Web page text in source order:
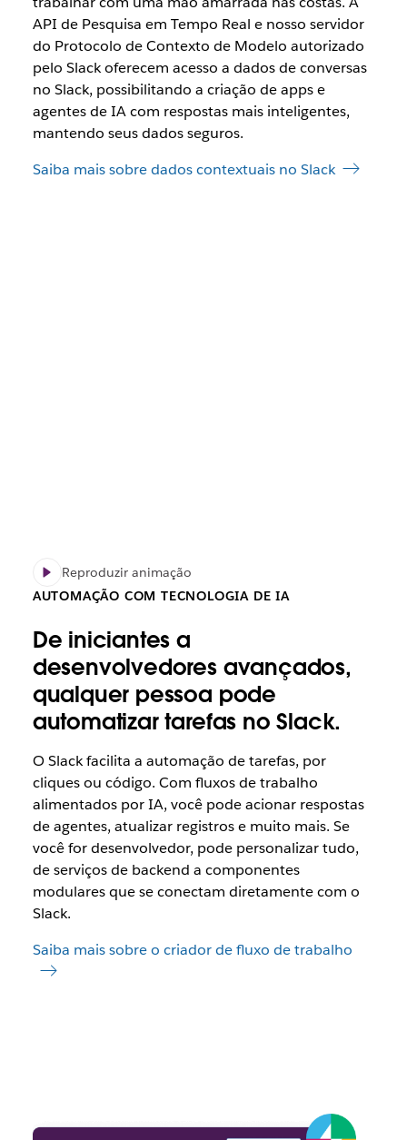
API de Pesquisa em Tempo Real e nosso servidor
do Protocolo de Contexto de Modelo autorizado
pelo Slack oferecem acesso a dados de conversas
no Slack, possibilitando a criação de apps e
agentes de IA com respostas mais inteligentes,
mantendo seus dados seguros.
Saiba mais sobre dados contextuais no Slack
Reproduzir animação
AUTOMAÇÃO COM TECNOLOGIA DE IA
De iniciantes a
desenvolvedores avançados,
qualquer pessoa pode
automatizar tarefas no Slack.
O Slack facilita a automação de tarefas, por
cliques ou código. Com fluxos de trabalho
alimentados por IA, você pode acionar respostas
de agentes, atualizar registros e muito mais. Se
você for desenvolvedor, pode personalizar tudo,
de serviços de backend a componentes
modulares que se conectam diretamente com o
Slack.
Saiba mais sobre o criador de fluxo de trabalho